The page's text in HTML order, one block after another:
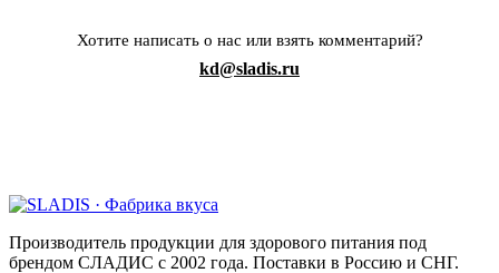
Хотите написать о нас или взять комментарий?
kd@sladis.ru
Производитель продукции для здорового питания под
брендом СЛАДИС с 2002 года. Поставки в Россию и СНГ.